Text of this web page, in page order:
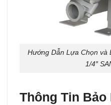
Hướng Dẫn Lựa Chọn và
1/4″
Thông Tin Bảo